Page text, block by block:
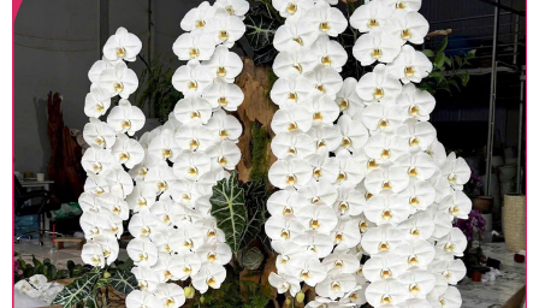
Lưu ý trước khi đặt hàng
• Về cây hoa: Một chậu hoa lan hồ điệp đẹp và
hoàn chỉnh sẽ được phối ghép từ nhiều cây hoa
và tạo dáng hoàn toàn thủ công nên có thể sẽ
khác nhau đôi chút giữa sản phẩm thực tế và